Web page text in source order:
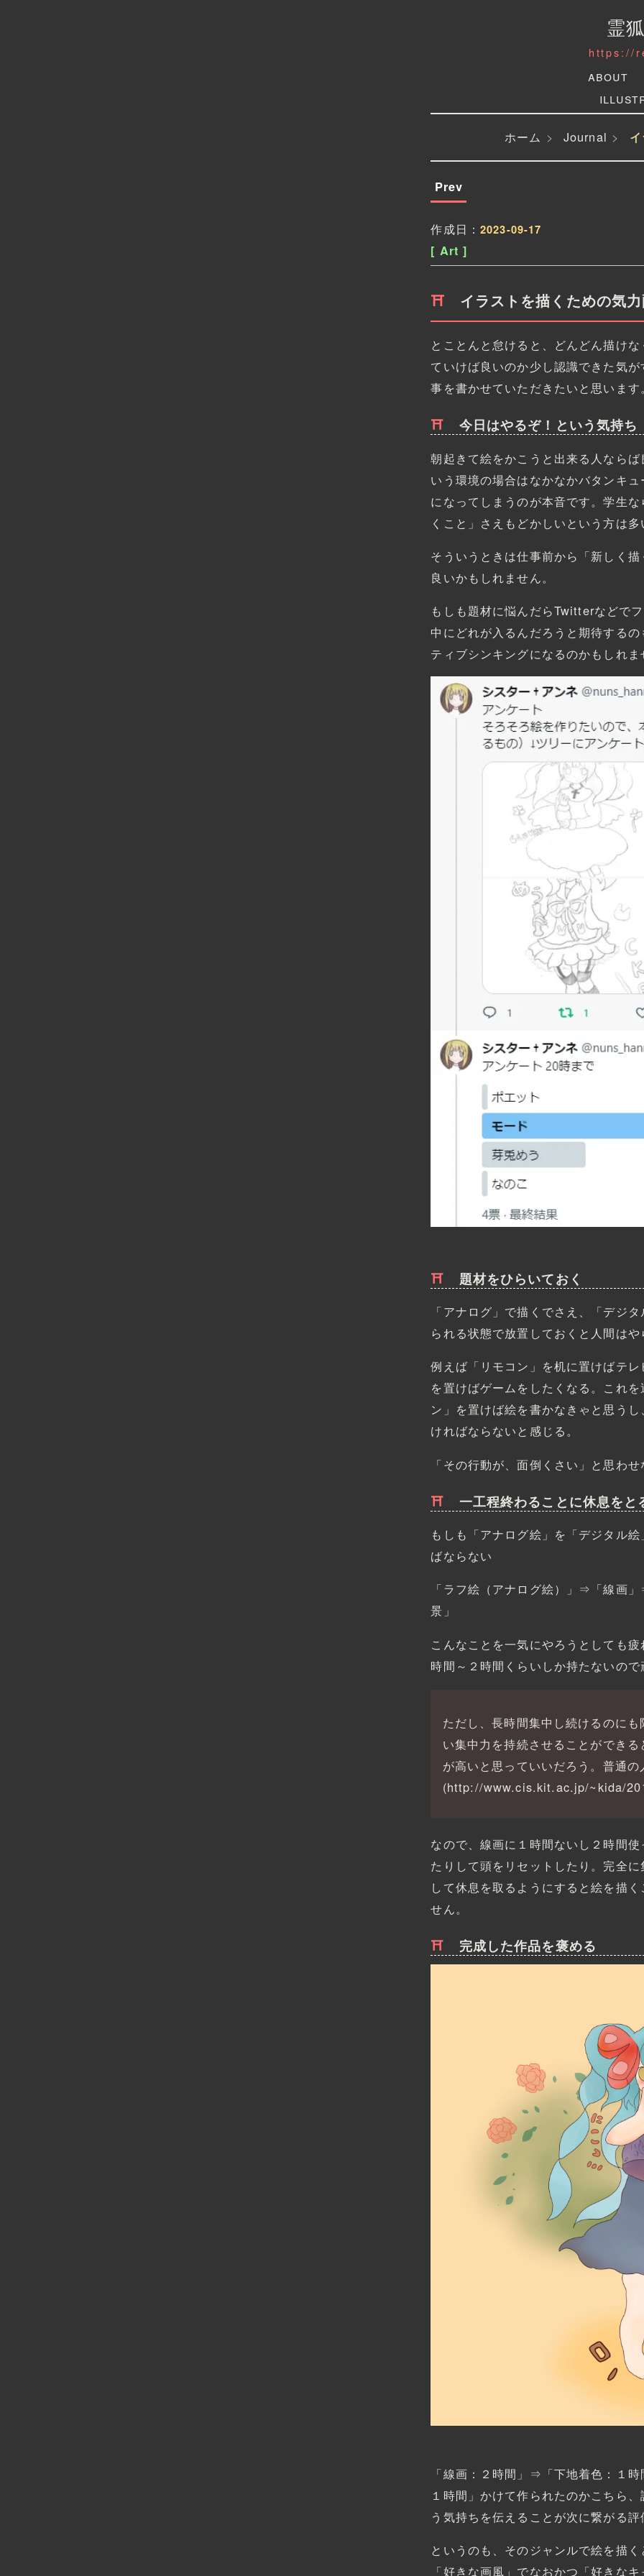
霊
https://
About
ホーム Journal
Prev
作成日： 2023-09-17
[ Art ]
イラストを描くための気
とことんと怠けると、どんどん描け
ていけば良いのか少し認識できた気
事を書かせていただきたいと思います
今日はやるぞ！という気持ち
朝起きて絵をかこうと出来る人なら
いう環境の場合はなかなかバタンキ
になってしまうのが本音です。学生
くこと」さえもどかしいという方は
そういうときは仕事前から「新しく
良いかもしれません。
もしも題材に悩んだらTwitterなどで
中にどれが入るんだろうと期待する
ティブシンキングになるのかもしれま
題材をひらいておく
「アナログ」で描くでさえ、「デジ
られる状態で放置しておくと人間は
例えば「リモコン」を机に置けばテ
を置けばゲームをしたくなる。これ
ン」を置けば絵を書かなきゃと思う
ければならないと感じる。
「その行動が、面倒くさい」と思わ
一工程終わることに休息をと
もしも「アナログ絵」を「デジタル
ばならない
「ラフ絵（アナログ絵）」⇒「線画
景」
こんなことを一気にやろうとしても
時間～２時間くらいしか持たないの
ただし、長時間集中し続けるのに
い集中力を持続させることができ
が高いと思っていいだろう。普通
(http://www.cis.kit.ac.jp/~kida/
なので、線画に１時間ないし２時間
たりして頭をリセットしたり。完全
して休息を取るようにすると絵を描
せん。
完成した作品を褒める
「線画：２時間」⇒「下地着色：１
１時間」かけて作られたのかこちら
う気持ちを伝えることが次に繋がる
というのも、そのジャンルで絵を描
「好きな画風」でなおかつ「好きな